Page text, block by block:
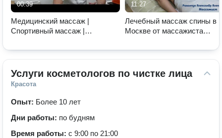
00:39
Медицинский массаж |
Спортивный массаж |
Александр Александрович
11:27
Лечебный массаж спины в
Москве от массажиста
Бауманская
Услуги косметологов по чистке лица
Красота
Опыт: Более 10 лет
Дни работы: по будням
Время работы: с 9:00 по 21:00